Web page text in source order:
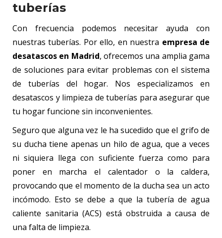
tuberías
Con frecuencia podemos necesitar ayuda con
nuestras tuberías. Por ello, en nuestra empresa de
desatascos en Madrid, ofrecemos una amplia gama
de soluciones para evitar problemas con el sistema
de tuberías del hogar. Nos especializamos en
desatascos y limpieza de tuberías para asegurar que
tu hogar funcione sin inconvenientes.
Seguro que alguna vez le ha sucedido que el grifo de
su ducha tiene apenas un hilo de agua, que a veces
ni siquiera llega con suficiente fuerza como para
poner en marcha el calentador o la caldera,
provocando que el momento de la ducha sea un acto
incómodo. Esto se debe a que la tubería de agua
caliente sanitaria (ACS) está obstruida a causa de
una falta de limpieza.